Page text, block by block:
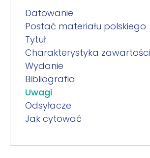
Datowanie
Postać materiału polskiego
Tytuł
Charakterystyka zawartości
Wydanie
Bibliografia
Uwagi
Odsyłacze
Jak cytować